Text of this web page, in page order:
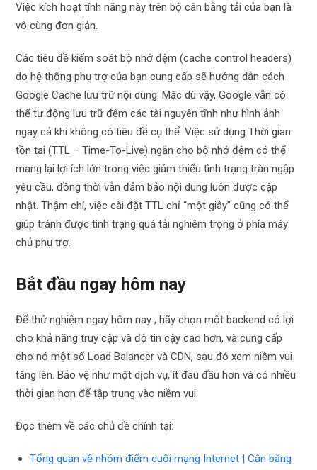
Việc kích hoạt tính năng này trên bộ cân bằng tải của bạn là
vô cùng đơn giản.
Các tiêu đề kiểm soát bộ nhớ đệm (cache control headers)
do hệ thống phụ trợ của bạn cung cấp sẽ hướng dẫn cách
Google Cache lưu trữ nội dung. Mặc dù vậy, Google vẫn có
thể tự động lưu trữ đệm các tài nguyên tĩnh như hình ảnh
ngay cả khi không có tiêu đề cụ thể. Việc sử dụng Thời gian
tồn tại (TTL – Time-To-Live) ngắn cho bộ nhớ đệm có thể
mang lại lợi ích lớn trong việc giảm thiểu tình trạng tràn ngập
yêu cầu, đồng thời vẫn đảm bảo nội dung luôn được cập
nhật. Thậm chí, việc cài đặt TTL chỉ “một giây” cũng có thể
giúp tránh được tình trạng quá tải nghiêm trọng ở phía máy
chủ phụ trợ.
Bắt đầu ngay hôm nay
Để thử nghiệm ngay hôm nay , hãy chọn một backend có lợi
cho khả năng truy cập và độ tin cậy cao hơn, và cung cấp
cho nó một số Load Balancer và CDN, sau đó xem niềm vui
tăng lên. Bảo vệ như một dịch vụ, ít đau đầu hơn và có nhiều
thời gian hơn để tập trung vào niềm vui.
Đọc thêm về các chủ đề chính tại:
Tổng quan về nhóm điểm cuối mạng Internet | Cân bằng